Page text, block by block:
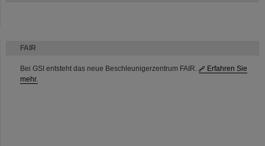
FAIR
Bei GSI entsteht das neue Beschleunigerzentrum FAIR.
Erfahren Sie
mehr.